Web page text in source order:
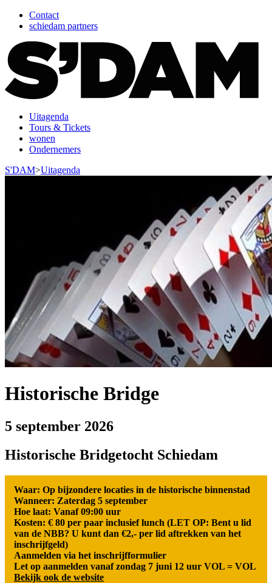
Contact
schiedam partners
Uitagenda
Tours & Tickets
wonen
Ondernemers
S'DAM>Uitagenda
Historische Bridge
5 september 2026
Historische Bridgetocht Schiedam
Waar: Op bijzondere locaties in de historische binnenstad
Wanneer: Zaterdag 5 september
Hoe laat: Vanaf 09:00 uur
Kosten: € 80 per paar inclusief lunch (LET OP: Bent u lid
van de NBB? U kunt dan €2,- per lid aftrekken van het
inschrijfgeld)
Aanmelden via het inschrijfformulier
Let op aanmelden vanaf zondag 7 juni 12 uur VOL = VOL
Bekijk ook de website